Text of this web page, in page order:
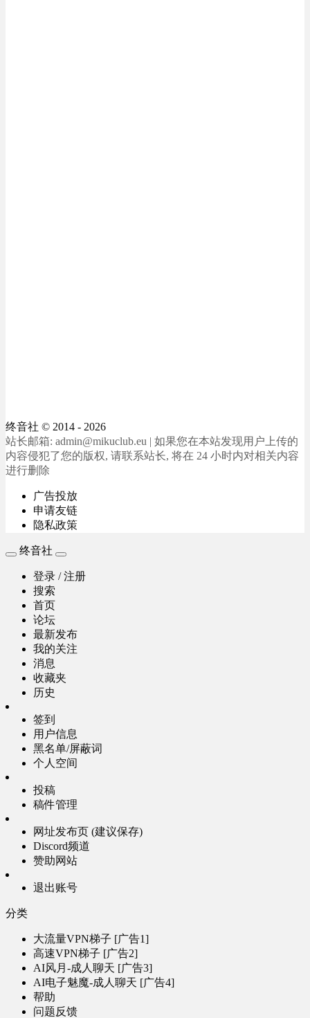
终音社 © 2014 - 2026
站长邮箱: admin@mikuclub.eu | 如果您在本站发现用户上传的
内容侵犯了您的版权, 请联系站长, 将在 24 小时内对相关内容
进行删除
广告投放
申请友链
隐私政策
终音社
登录 / 注册
搜索
首页
论坛
最新发布
我的关注
消息
收藏夹
历史
签到
用户信息
黑名单/屏蔽词
个人空间
投稿
稿件管理
网址发布页 (建议保存)
Discord频道
赞助网站
退出账号
分类
大流量VPN梯子 [广告1]
高速VPN梯子 [广告2]
AI风月-成人聊天 [广告3]
AI电子魅魔-成人聊天 [广告4]
帮助
问题反馈